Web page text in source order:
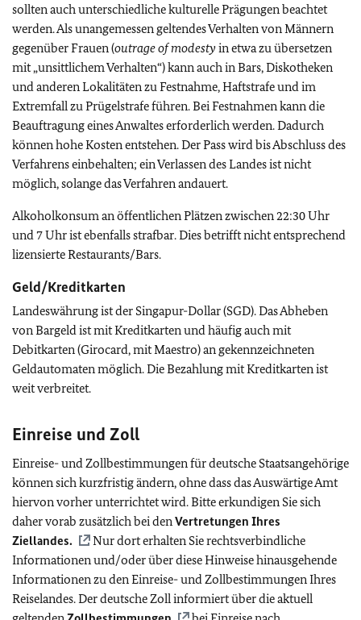
sollten auch unterschiedliche kulturelle Prägungen beachtet
werden. Als unangemessen geltendes Verhalten von Männern
gegenüber Frauen (outrage of modestyin etwa zu übersetzen
mit „unsittlichem Verhalten“) kann auch in Bars, Diskotheken
und anderen Lokalitäten zu Festnahme, Haftstrafe und im
Extremfall zu Prügelstrafe führen. Bei Festnahmen kann die
Beauftragung eines Anwaltes erforderlich werden. Dadurch
können hohe Kosten entstehen. Der Pass wird bis Abschluss des
Verfahrens einbehalten; ein Verlassen des Landes ist nicht
möglich, solange das Verfahren andauert.
Alkoholkonsum an öffentlichen Plätzen zwischen 22:30 Uhr
und 7 Uhr ist ebenfalls strafbar. Dies betrifft nicht entsprechend
lizensierte Restaurants/Bars.
Geld/Kreditkarten
Landeswährung ist der Singapur-Dollar (SGD). Das Abheben
von Bargeld ist mit Kreditkarten und häufig auch mit
Debitkarten (Girocard, mit Maestro) an gekennzeichneten
Geldautomaten möglich. Die Bezahlung mit Kreditkarten ist
weit verbreitet.
Einreise und Zoll
Einreise- und Zollbestimmungen für deutsche Staatsangehörige
können sich kurzfristig ändern, ohne dass das Auswärtige Amt
hiervon vorher unterrichtet wird. Bitte erkundigen Sie sich
daher vorab zusätzlich bei denVertretungen Ihres
Ziellandes.
Nur dort erhalten Sie rechtsverbindliche
Informationen und/oder über diese Hinweise hinausgehende
Informationen zu den Einreise- und Zollbestimmungen Ihres
Reiselandes. Der deutsche Zoll informiert über die aktuell